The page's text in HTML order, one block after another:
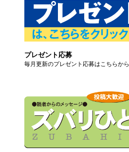
プレゼント応募
毎月更新のプレゼント応募はこちらから